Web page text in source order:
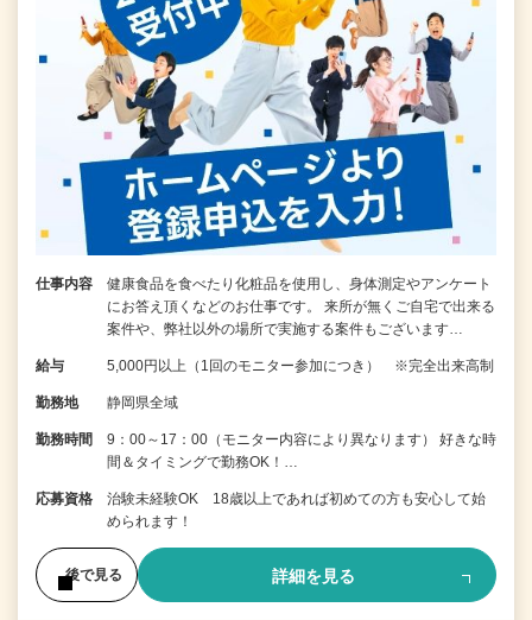
仕事内容
健康食品を食べたり化粧品を使用し、身体測定やアンケート
にお答え頂くなどのお仕事です。 来所が無くご自宅で出来る
案件や、弊社以外の場所で実施する案件もございます…
給与 5,000円以上（1回のモニター参加につき） ※完全出来高制
勤務地 静岡県全域
勤務時間
9：00～17：00（モニター内容により異なります） 好きな時
間＆タイミングで勤務OK！…
応募資格
治験未経験OK 18歳以上であれば初めての方も安心して始
められます！
後で見る 詳細を見る